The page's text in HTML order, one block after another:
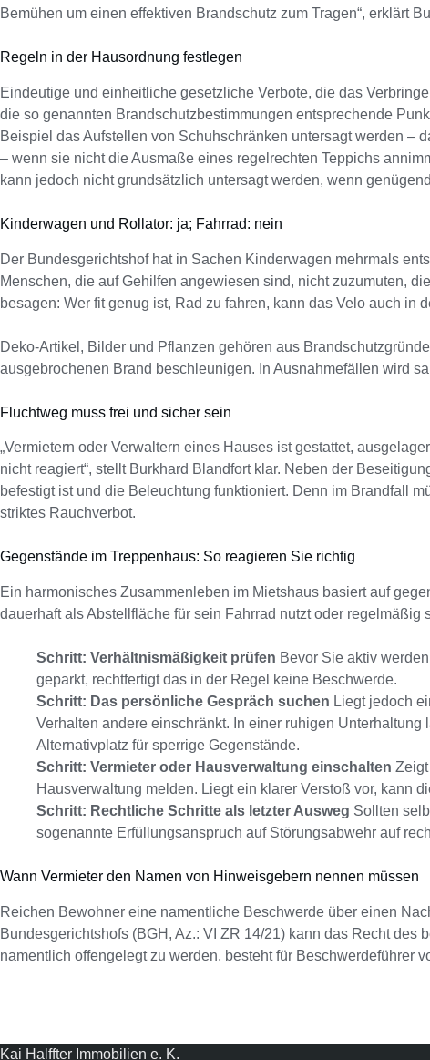
Bemühen um einen effektiven Brandschutz zum Tragen“, erklärt
Regeln in der Hausordnung festlegen
Eindeutige und einheitliche gesetzliche Verbote, die das
die so genannten Brandschutzbestimmungen entsprechende
Beispiel das Aufstellen von Schuhschränken untersagt werden –
– wenn sie nicht die Ausmaße eines regelrechten Teppichs
kann jedoch nicht grundsätzlich untersagt werden, wenn
Kinderwagen und Rollator: ja; Fahrrad: nein
Der Bundesgerichtshof hat in Sachen Kinderwagen mehrmals
Menschen, die auf Gehilfen angewiesen sind, nicht zuzumuten,
besagen: Wer fit genug ist, Rad zu fahren, kann das Velo auch in
Deko-Artikel, Bilder und Pflanzen gehören aus
ausgebrochenen Brand beschleunigen. In Ausnahmefällen wird
Fluchtweg muss frei und sicher sein
„Vermietern oder Verwaltern eines Hauses ist gestattet,
nicht reagiert“, stellt Burkhard Blandfort klar. Neben der
befestigt ist und die Beleuchtung funktioniert. Denn im Brandfall
striktes Rauchverbot.
Gegenstände im Treppenhaus: So reagieren Sie richtig
Ein harmonisches Zusammenleben im Mietshaus basiert auf
dauerhaft als Abstellfläche für sein Fahrrad nutzt oder regelmäßig
Schritt: Verhältnismäßigkeit prüfen Bevor Sie aktiv
geparkt, rechtfertigt das in der Regel keine Beschwerde.
Schritt: Das persönliche Gespräch suchen Liegt jedoch
Verhalten andere einschränkt. In einer ruhigen
Alternativplatz für sperrige Gegenstände.
Schritt: Vermieter oder Hausverwaltung einschalten
Hausverwaltung melden. Liegt ein klarer Verstoß vor, kann
Schritt: Rechtliche Schritte als letzter Ausweg Sollten
sogenannte Erfüllungsanspruch auf Störungsabwehr auf
Wann Vermieter den Namen von Hinweisgebern nennen müssen
Reichen Bewohner eine namentliche Beschwerde über einen
Bundesgerichtshofs (BGH, Az.: VI ZR 14/21) kann das Recht
namentlich offengelegt zu werden, besteht für Beschwerdeführer
Kai Halffter Immobilien e. K.